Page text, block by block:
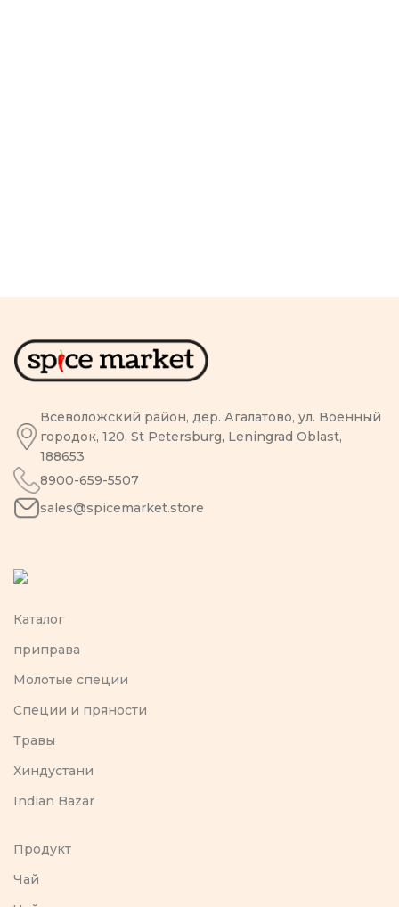
Всеволожский район, дер. Агалатово, ул. Военный
городок, 120, St Petersburg, Leningrad Oblast,
188653
8900-659-5507
sales@spicemarket.store
Каталог
приправа
Молотые специи
Специи и пряности
Травы
Хиндустани
Indian Bazar
Продукт
Чай